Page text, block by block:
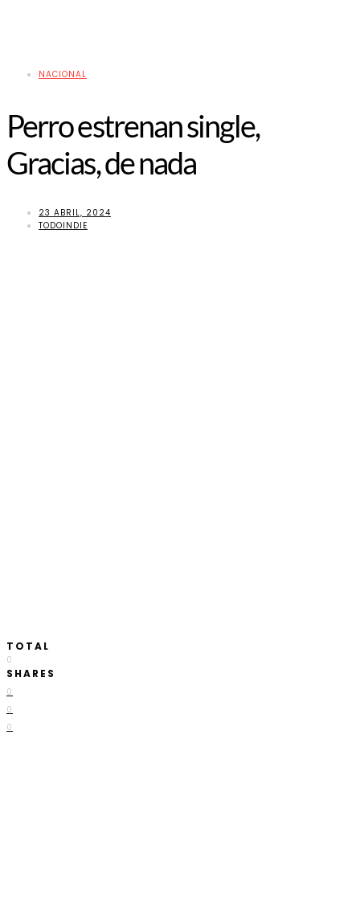
NACIONAL
Perro estrenan single,
Gracias, de nada
23 ABRIL, 2024
TODOINDIE
TOTAL
0
SHARES
0
0
0